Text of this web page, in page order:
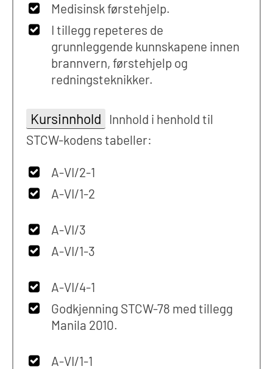
Medisinsk førstehjelp.
I tillegg repeteres de
grunnleggende kunnskapene innen
brannvern, førstehjelp og
redningsteknikker.
Kursinnhold
Innhold i henhold til
STCW-kodens tabeller:
A-VI/2-1
A-VI/1-2
A-VI/3
A-VI/1-3
A-VI/4-1
Godkjenning STCW-78 med tillegg
Manila 2010.
A-VI/1-1